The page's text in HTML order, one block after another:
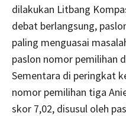
dilakukan Litbang
debat berlangsung,
paling menguasai
paslon nomor pemilihan
Sementara di peringkat
nomor pemilihan tiga
skor 7,02, disusul oleh